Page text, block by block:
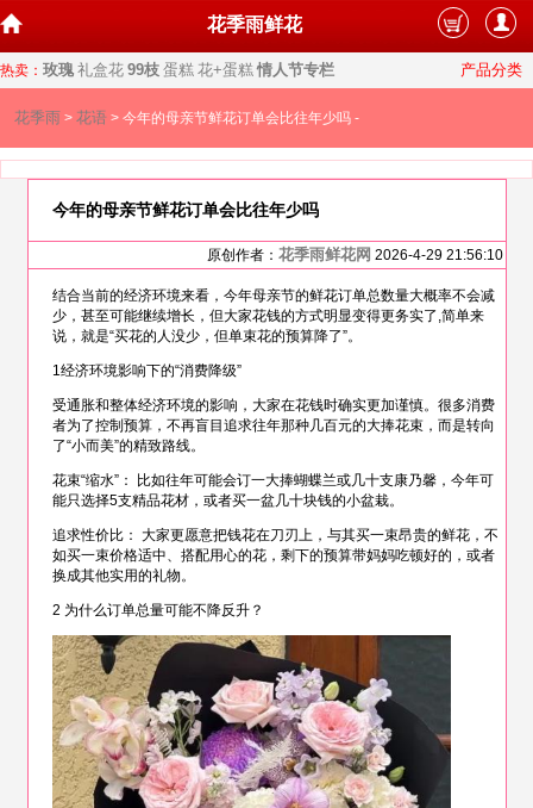
花季雨鲜花
热卖： 玫瑰 礼盒花 99枝 蛋糕 花+蛋糕 情人节专栏 产品分类
花季雨 > 花语 > 今年的母亲节鲜花订单会比往年少吗 -
今年的母亲节鲜花订单会比往年少吗
原创作者： 花季雨鲜花网 2026-4-29 21:56:10
结合当前的经济环境来看，今年母亲节的鲜花订单总数量大概率不会减
少，甚至可能继续增长，但大家花钱的方式明显变得更务实了,简单来
说，就是“买花的人没少，但单束花的预算降了”。
1经济环境影响下的“消费降级”
受通胀和整体经济环境的影响，大家在花钱时确实更加谨慎。很多消费
者为了控制预算，不再盲目追求往年那种几百元的大捧花束，而是转向
了“小而美”的精致路线。
花束“缩水”： 比如往年可能会订一大捧蝴蝶兰或几十支康乃馨，今年可
能只选择5支精品花材，或者买一盆几十块钱的小盆栽。
追求性价比： 大家更愿意把钱花在刀刃上，与其买一束昂贵的鲜花，不
如买一束价格适中、搭配用心的花，剩下的预算带妈妈吃顿好的，或者
换成其他实用的礼物。
2 为什么订单总量可能不降反升？